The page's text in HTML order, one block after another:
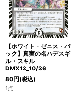
【ホワイト・ゼニス・パ
ック】真実の名ハデスギ
ル・スキル
DMX13_10/36
80円(税込)
1点